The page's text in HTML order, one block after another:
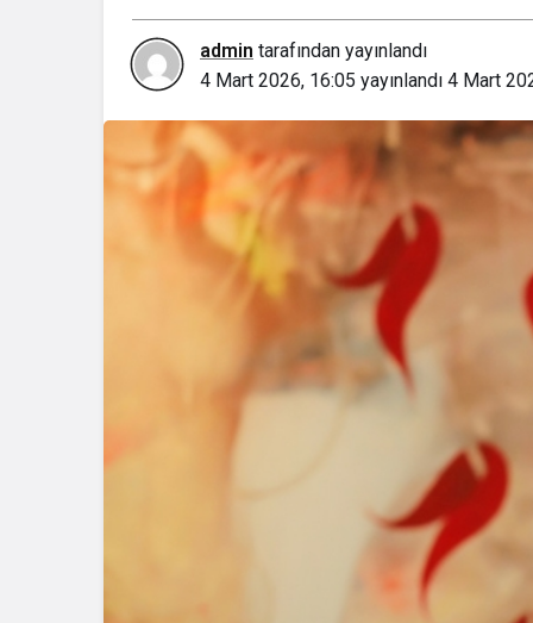
admin tarafından yayınlandı
4 Mart 2026, 16:05 yayınlandı 4 Mart